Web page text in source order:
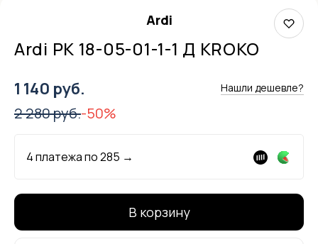
Ardi
Ardi РК 18-05-01-1-1 Д KROKO
1 140 руб. Нашли дешевле?
2 280 руб.-50%
4 платежа по285 →
В корзину